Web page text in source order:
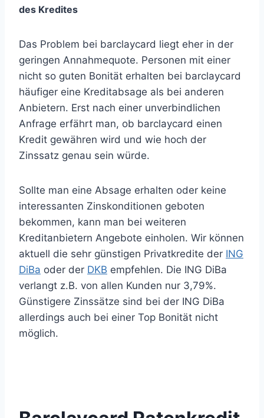
des Kredites
Das Problem bei barclaycard liegt eher in der
geringen Annahmequote. Personen mit einer
nicht so guten Bonität erhalten bei barclaycard
häufiger eine Kreditabsage als bei anderen
Anbietern. Erst nach einer unverbindlichen
Anfrage erfährt man, ob barclaycard einen
Kredit gewähren wird und wie hoch der
Zinssatz genau sein würde.
Sollte man eine Absage erhalten oder keine
interessanten Zinskonditionen geboten
bekommen, kann man bei weiteren
Kreditanbietern Angebote einholen. Wir können
aktuell die sehr günstigen Privatkredite der ING
DiBa oder der DKB empfehlen. Die ING DiBa
verlangt z.B. von allen Kunden nur 3,79%.
Günstigere Zinssätze sind bei der ING DiBa
allerdings auch bei einer Top Bonität nicht
möglich.